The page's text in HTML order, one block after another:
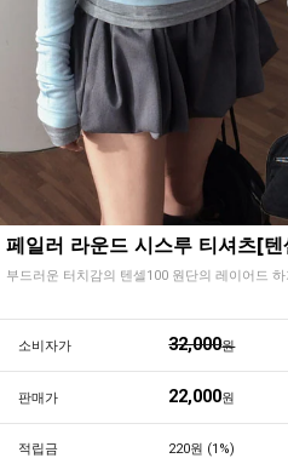
페일러 라운드 시스루 티셔츠[
부드러운 터치감의 텐셀100 원단의 레이어드
소비자가 32,000원
판매가 22,000원
적립금 220원 (1%)